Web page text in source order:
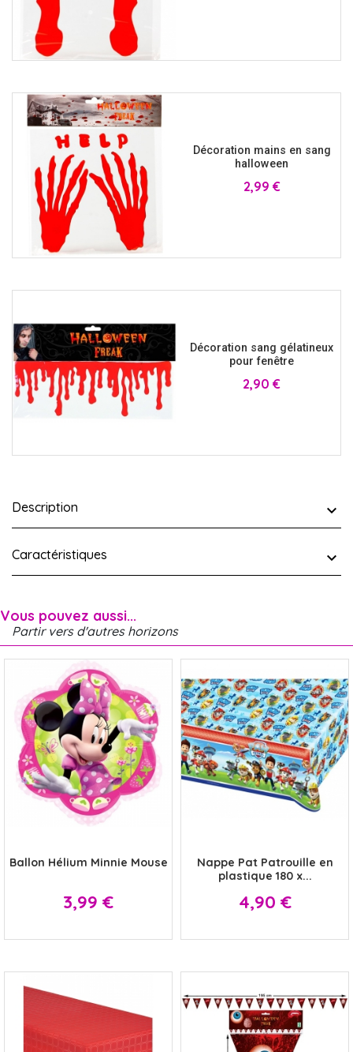
Décoration mains en sang
halloween
Prix
2,99 €
Décoration sang gélatineux
pour fenêtre
Prix
2,90 €
Description
Caractéristiques
Vous pouvez aussi...
Partir vers d'autres horizons
Ballon Hélium Minnie Mouse
Prix
3,99 €
Nappe Pat Patrouille en
plastique 180 x...
Prix
4,90 €